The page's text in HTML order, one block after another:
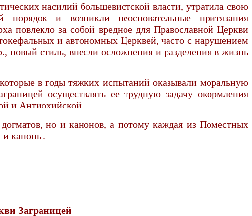
насилий большевистской власти, утратила свою
и возникли неосновательные притязания
повлекло за собой вредное для Православной Церкви
и автономных Церквей, часто с нарушением
новый стиль, внесли осложнения и разделения в жизнь
в годы тяжких испытаний оказывали моральную
осуществлять ее трудную задачу окормления
и Антиохийской.
но и канонов, а потому каждая из Поместных
и каноны.
Заграницей